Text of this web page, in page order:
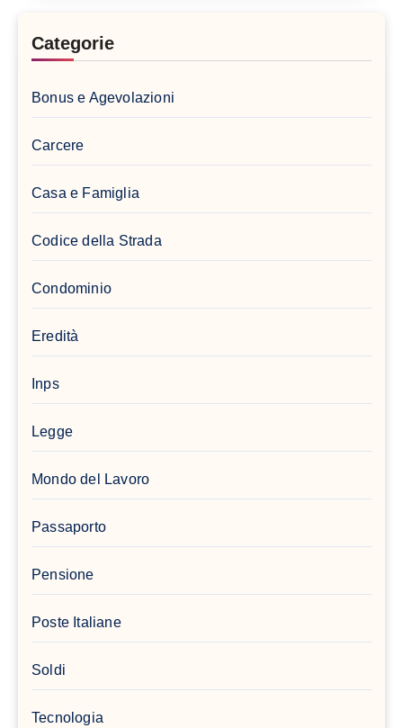
Categorie
Bonus e Agevolazioni
Carcere
Casa e Famiglia
Codice della Strada
Condominio
Eredità
Inps
Legge
Mondo del Lavoro
Passaporto
Pensione
Poste Italiane
Soldi
Tecnologia